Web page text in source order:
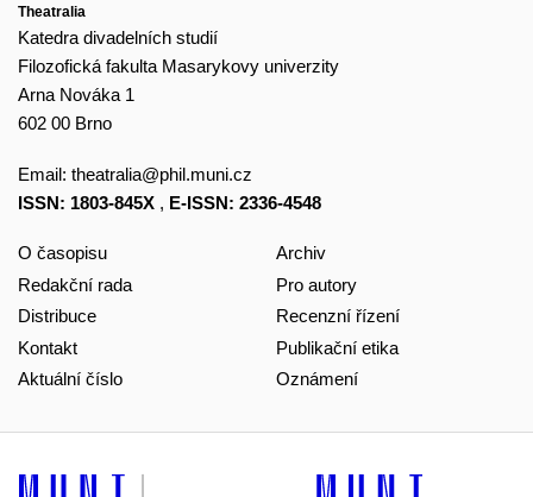
Theatralia
Katedra divadelních studií
Filozofická fakulta Masarykovy univerzity
Arna Nováka 1
602 00 Brno
Email: theatralia@phil.muni.cz
ISSN: 1803-845X , E-ISSN: 2336-4548
O časopisu
Redakční rada
Distribuce
Kontakt
Aktuální číslo
Archiv
Pro autory
Recenzní řízení
Publikační etika
Oznámení